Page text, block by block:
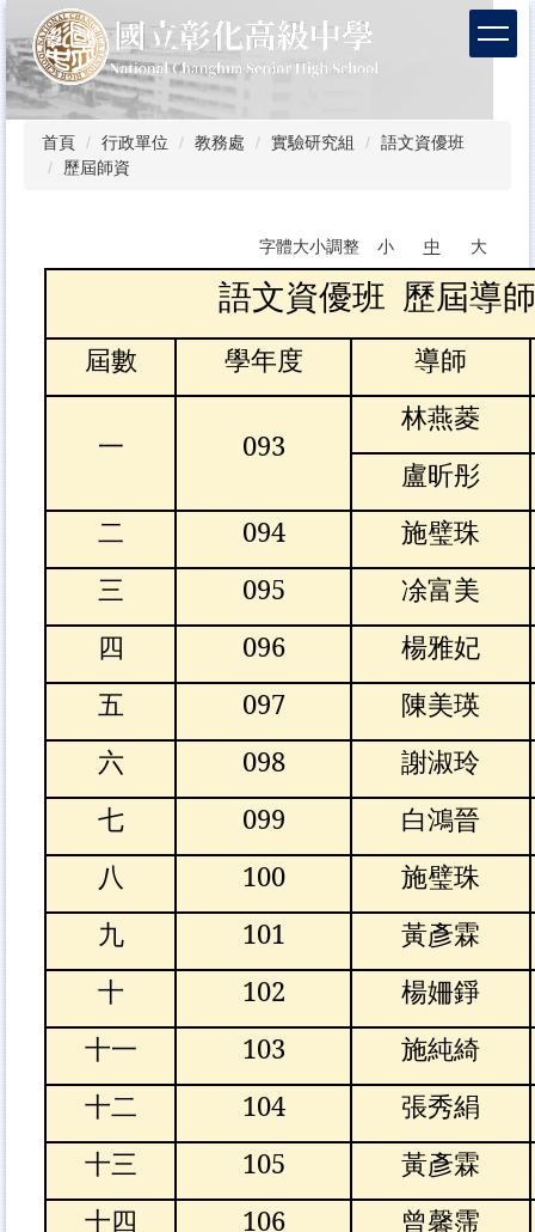
到
主
要
內
首頁 行政單位 教務處 實驗研究組
語文資優班
歷屆師資
字體大小調整 小 中 大
語文資優班 歷屆導師
屆數 學年度 導師
一 093
林燕菱
盧昕彤
二
094
施璧珠
三
095
凃富美
四
096
楊雅妃
五
097
陳美瑛
六
098
謝淑玲
七
099
白鴻晉
八
100
施璧珠
九
101
黃彥霖
十
102
楊姍錚
十一
103
施純綺
十二
104
張秀絹
十三
105
黃彥霖
十四
106
曾馨霈